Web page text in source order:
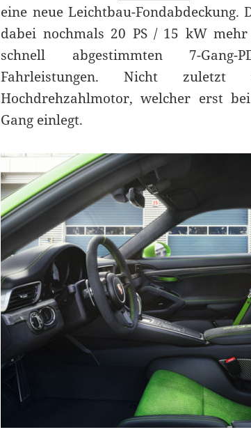
eine neue Leichtbau-
dabei nochmals 20 PS / 15 kW
schnell abgestimmten 7-
Fahrleistungen. Nicht zuletzt
Hochdrehzahlmotor, welcher erst
Gang einlegt.